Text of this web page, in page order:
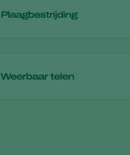
Plaagbestrijding
Weerbaar telen